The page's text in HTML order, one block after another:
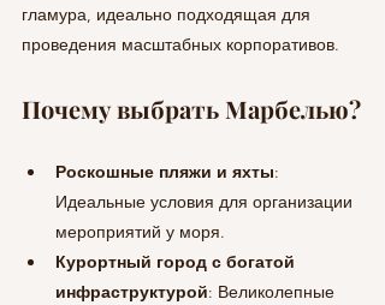
гламура, идеально подходящая для
проведения масштабных корпоративов.
Почему выбрать Марбелью?
Роскошные пляжи и яхты:
Идеальные условия для организации
мероприятий у моря.
Курортный город с богатой
инфраструктурой: Великолепные